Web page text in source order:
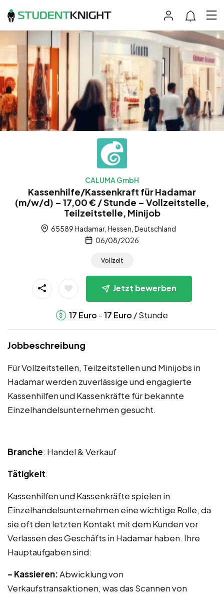
CALUMA GmbH
Kassenhilfe/Kassenkraft für Hadamar
(m/w/d) – 17,00 € / Stunde – Vollzeitstelle,
Teilzeitstelle, Minijob
65589 Hadamar, Hessen, Deutschland
06/08/2026
Vollzeit
Jetzt bewerben
17 Euro -17 Euro / Stunde
Jobbeschreibung
Für Vollzeitstellen, Teilzeitstellen und Minijobs in
Hadamar werden zuverlässige und engagierte
Kassenhilfen und Kassenkräfte für bekannte
Einzelhandelsunternehmen gesucht.
Branche: Handel & Verkauf
Tätigkeit:
Kassenhilfen und Kassenkräfte spielen in
Einzelhandelsunternehmen eine wichtige Rolle, da
sie oft den letzten Kontakt mit dem Kunden vor
Verlassen des Geschäfts in Hadamar haben. Ihre
Hauptaufgaben sind:
– Kassieren:Abwicklung von
Verkaufstransaktionen, was das Scannen von